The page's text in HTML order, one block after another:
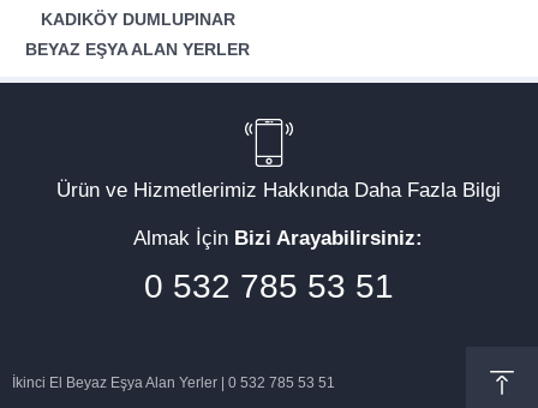
KADIKÖY DUMLUPINAR
BEYAZ EŞYA ALAN YERLER
Ürün ve Hizmetlerimiz Hakkında Daha Fazla Bilgi
Almak İçin Bizi Arayabilirsiniz:
0 532 785 53 51
İkinci El Beyaz Eşya Alan Yerler | 0 532 785 53 51